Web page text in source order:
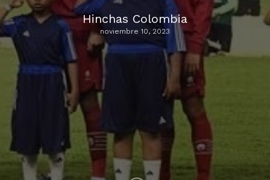
Hinchas Colombia
noviembre 10, 2023